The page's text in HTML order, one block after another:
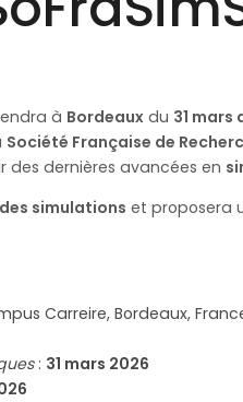
à Bordeaux du 31 mars
Société Française de
des dernières avancées en
simulations et proposera
Carreire, Bordeaux,
: 31 mars 2026